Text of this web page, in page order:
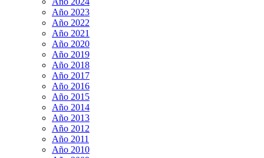
Año 2023
Año 2022
Año 2021
Año 2020
Año 2019
Año 2018
Año 2017
Año 2016
Año 2015
Año 2014
Año 2013
Año 2012
Año 2011
Año 2010